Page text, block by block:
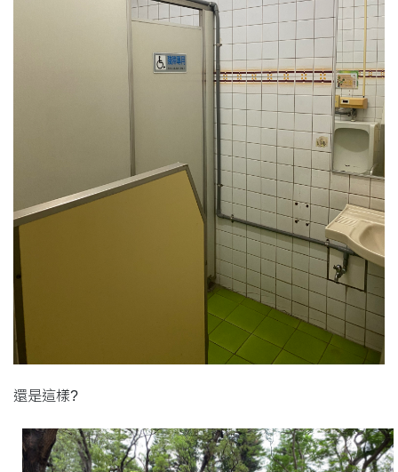
還是這樣?